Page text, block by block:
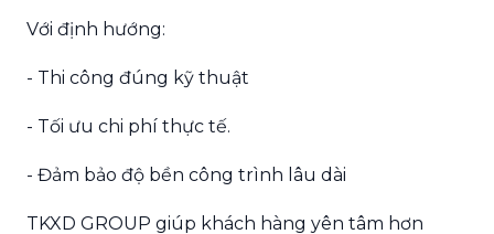
Với định hướng:
- Thi công đúng kỹ thuật
- Tối ưu chi phí thực tế.
- Đảm bảo độ bền công trình lâu dài
TKXD GROUP giúp khách hàng yên tâm hơn